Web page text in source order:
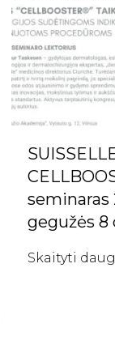
seminaras
gegužės 8
Skaityti